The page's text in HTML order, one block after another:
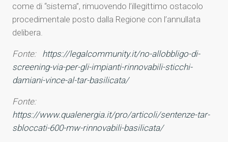
come di “sistema”, rimuovendo l’illegittimo ostacolo
procedimentale posto dalla Regione con l’annullata
delibera.
Fonte: https://legalcommunity.it/no-allobbligo-di-
screening-via-per-gli-impianti-rinnovabili-sticchi-
damiani-vince-al-tar-basilicata/
Fonte:
https://www.qualenergia.it/pro/articoli/sentenze-tar-
sbloccati-600-mw-rinnovabili-basilicata/